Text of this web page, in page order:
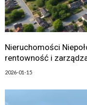
Nieruchomości
rentowność i
2026-01-15